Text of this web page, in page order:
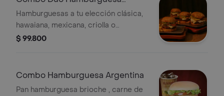
Tradicional
Hamburguesas a tu elección clásica,
hawaiana, mexicana, criolla o
colombiana con papas a la francesa y
$ 99.800
Combo Hamburguesa Argentina
Pan hamburguesa brioche , carne de